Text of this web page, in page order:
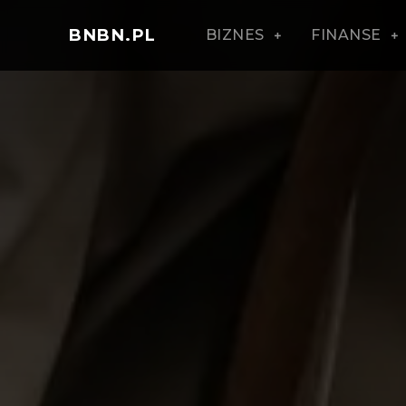
BNBN.PL BIZNES FINANSE